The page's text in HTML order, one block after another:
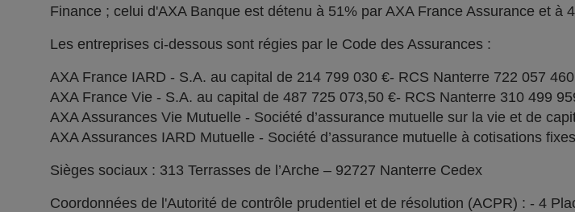
Finance ; celui d'AXA Banque est détenu à 51% par AXA France Assurance et à
Les entreprises ci-dessous sont régies par le Code des Assurances :
AXA France IARD - S.A. au capital de 214 799 030 €- RCS Nanterre 722 057 460
AXA France Vie - S.A. au capital de 487 725 073,50 €- RCS Nanterre 310 499
AXA Assurances Vie Mutuelle - Société d’assurance mutuelle sur la vie et de
AXA Assurances IARD Mutuelle - Société d’assurance mutuelle à cotisations
Sièges sociaux : 313 Terrasses de l’Arche – 92727 Nanterre Cedex
Coordonnées de l'Autorité de contrôle prudentiel et de résolution (ACPR) : - 4